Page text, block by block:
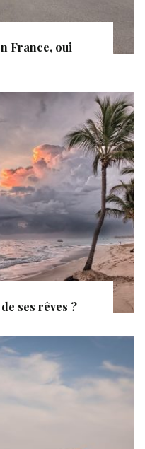
France, oui
ses rêves ?